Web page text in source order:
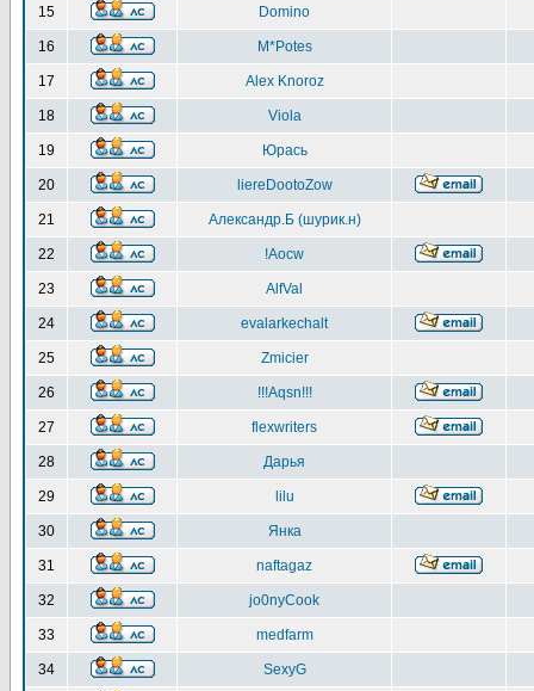
15 Domino
16 M*Potes
17 Alex Knoroz
18 Viola
19 Юрась
20 liereDootoZow
21 Александр.Б (шурик.н)
22 !Aocw
23 AlfVal
24 evalarkechalt
25 Zmicier
26 !!!Aqsn!!!
27 flexwriters
28 Дарья
29 lilu
30 Янка
31 naftagaz
32 jo0nyCook
33 medfarm
34 SexyG